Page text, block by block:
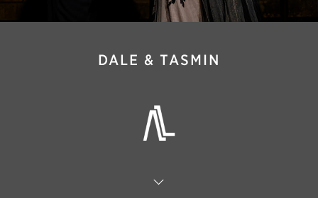
DALE & TASMIN